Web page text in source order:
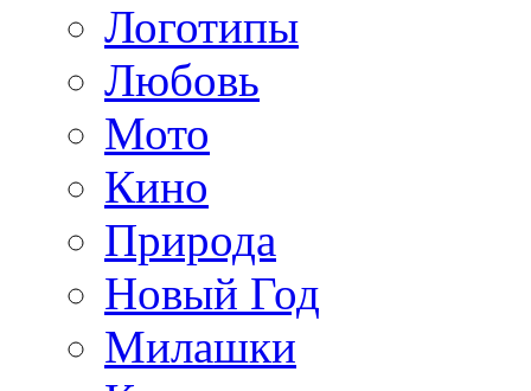
Логотипы
Любовь
Мото
Кино
Природа
Новый Год
Милашки